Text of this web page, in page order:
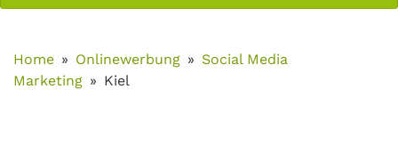
Home Onlinewerbung
Social Media
Marketing
Kiel